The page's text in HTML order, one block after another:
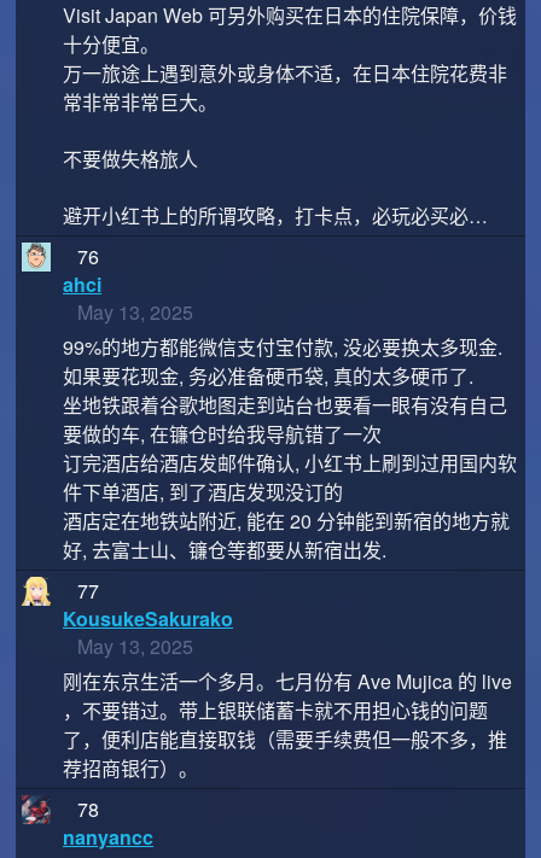
Visit Japan Web 可另外购买在日本的住院保障，价钱
十分便宜。
万一旅途上遇到意外或身体不适，在日本住院花费非
常非常非常巨大。
不要做失格旅人
避开小红书上的所谓攻略，打卡点，必玩必买必…
76
ahci
May 13, 2025
99%的地方都能微信支付宝付款, 没必要换太多现金.
如果要花现金, 务必准备硬币袋, 真的太多硬币了.
坐地铁跟着谷歌地图走到站台也要看一眼有没有自己
要做的车, 在镰仓时给我导航错了一次
订完酒店给酒店发邮件确认, 小红书上刷到过用国内软
件下单酒店, 到了酒店发现没订的
酒店定在地铁站附近, 能在 20 分钟能到新宿的地方就
好, 去富士山、镰仓等都要从新宿出发.
77
KousukeSakurako
May 13, 2025
刚在东京生活一个多月。七月份有 Ave Mujica 的 live
，不要错过。带上银联储蓄卡就不用担心钱的问题
了，便利店能直接取钱（需要手续费但一般不多，推
荐招商银行）。
78
nanyancc